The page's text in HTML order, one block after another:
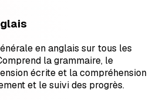
en anglais sur tous les
la grammaire, le
écrite et la compréhension
et le suivi des progrès.